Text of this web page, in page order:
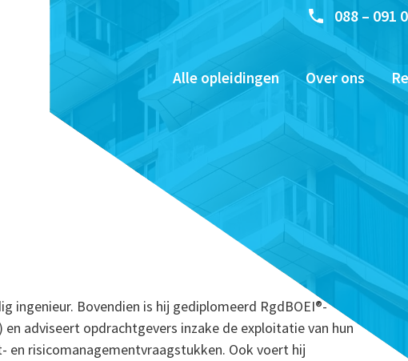
088 – 091
Alle opleidingen Over ons
ingenieur. Bovendien is hij gediplomeerd RgdBOEI®-
adviseert opdrachtgevers inzake de exploitatie van hun
risicomanagementvraagstukken. Ook voert hij